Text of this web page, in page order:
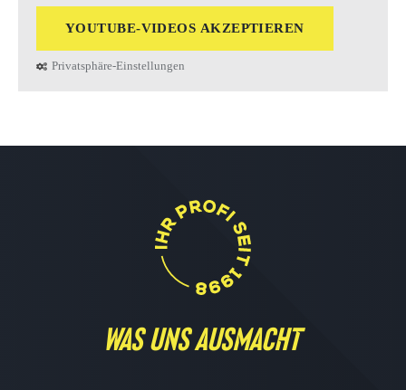
YOUTUBE-VIDEOS AKZEPTIEREN
Privatsphäre-Einstellungen
Was uns Ausmacht